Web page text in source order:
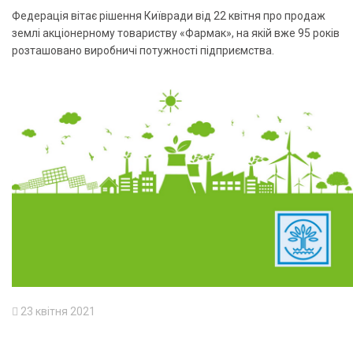
Федерація вітає рішення Київради від 22 квітня про продаж
землі акціонерному товариству «Фармак», на якій вже 95 років
розташовано виробничі потужності підприємства.
23 квітня 2021